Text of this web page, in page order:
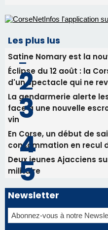
Les plus lus
Satine Nomary est la
Éclipse du 12 août : la
d'un spectacle qui ne
La gendarmerie alerte
face à une nouvelle
vin
En Corse, un début de
consommation en recul
Deux jeunes Ajacciens
militaire
Newsletter